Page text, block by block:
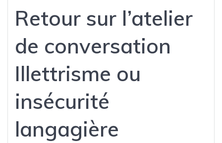
Retour sur l’atelier
de conversation
Illettrisme ou
insécurité
langagière